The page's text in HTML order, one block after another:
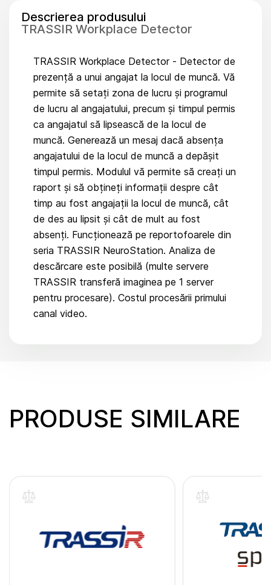
Descrierea produsului
TRASSIR Workplace Detector
TRASSIR Workplace Detector - Detector de
prezență a unui angajat la locul de muncă. Vă
permite să setați zona de lucru și programul
de lucru al angajatului, precum și timpul permis
ca angajatul să lipsească de la locul de
muncă. Generează un mesaj dacă absența
angajatului de la locul de muncă a depășit
timpul permis. Modulul vă permite să creați un
raport și să obțineți informații despre cât
timp au fost angajații la locul de muncă, cât
de des au lipsit și cât de mult au fost
absenți. Funcționează pe reportofoarele din
seria TRASSIR NeuroStation. Analiza de
descărcare este posibilă (multe servere
TRASSIR transferă imaginea pe 1 server
pentru procesare). Costul procesării primului
canal video.
PRODUSE SIMILARE